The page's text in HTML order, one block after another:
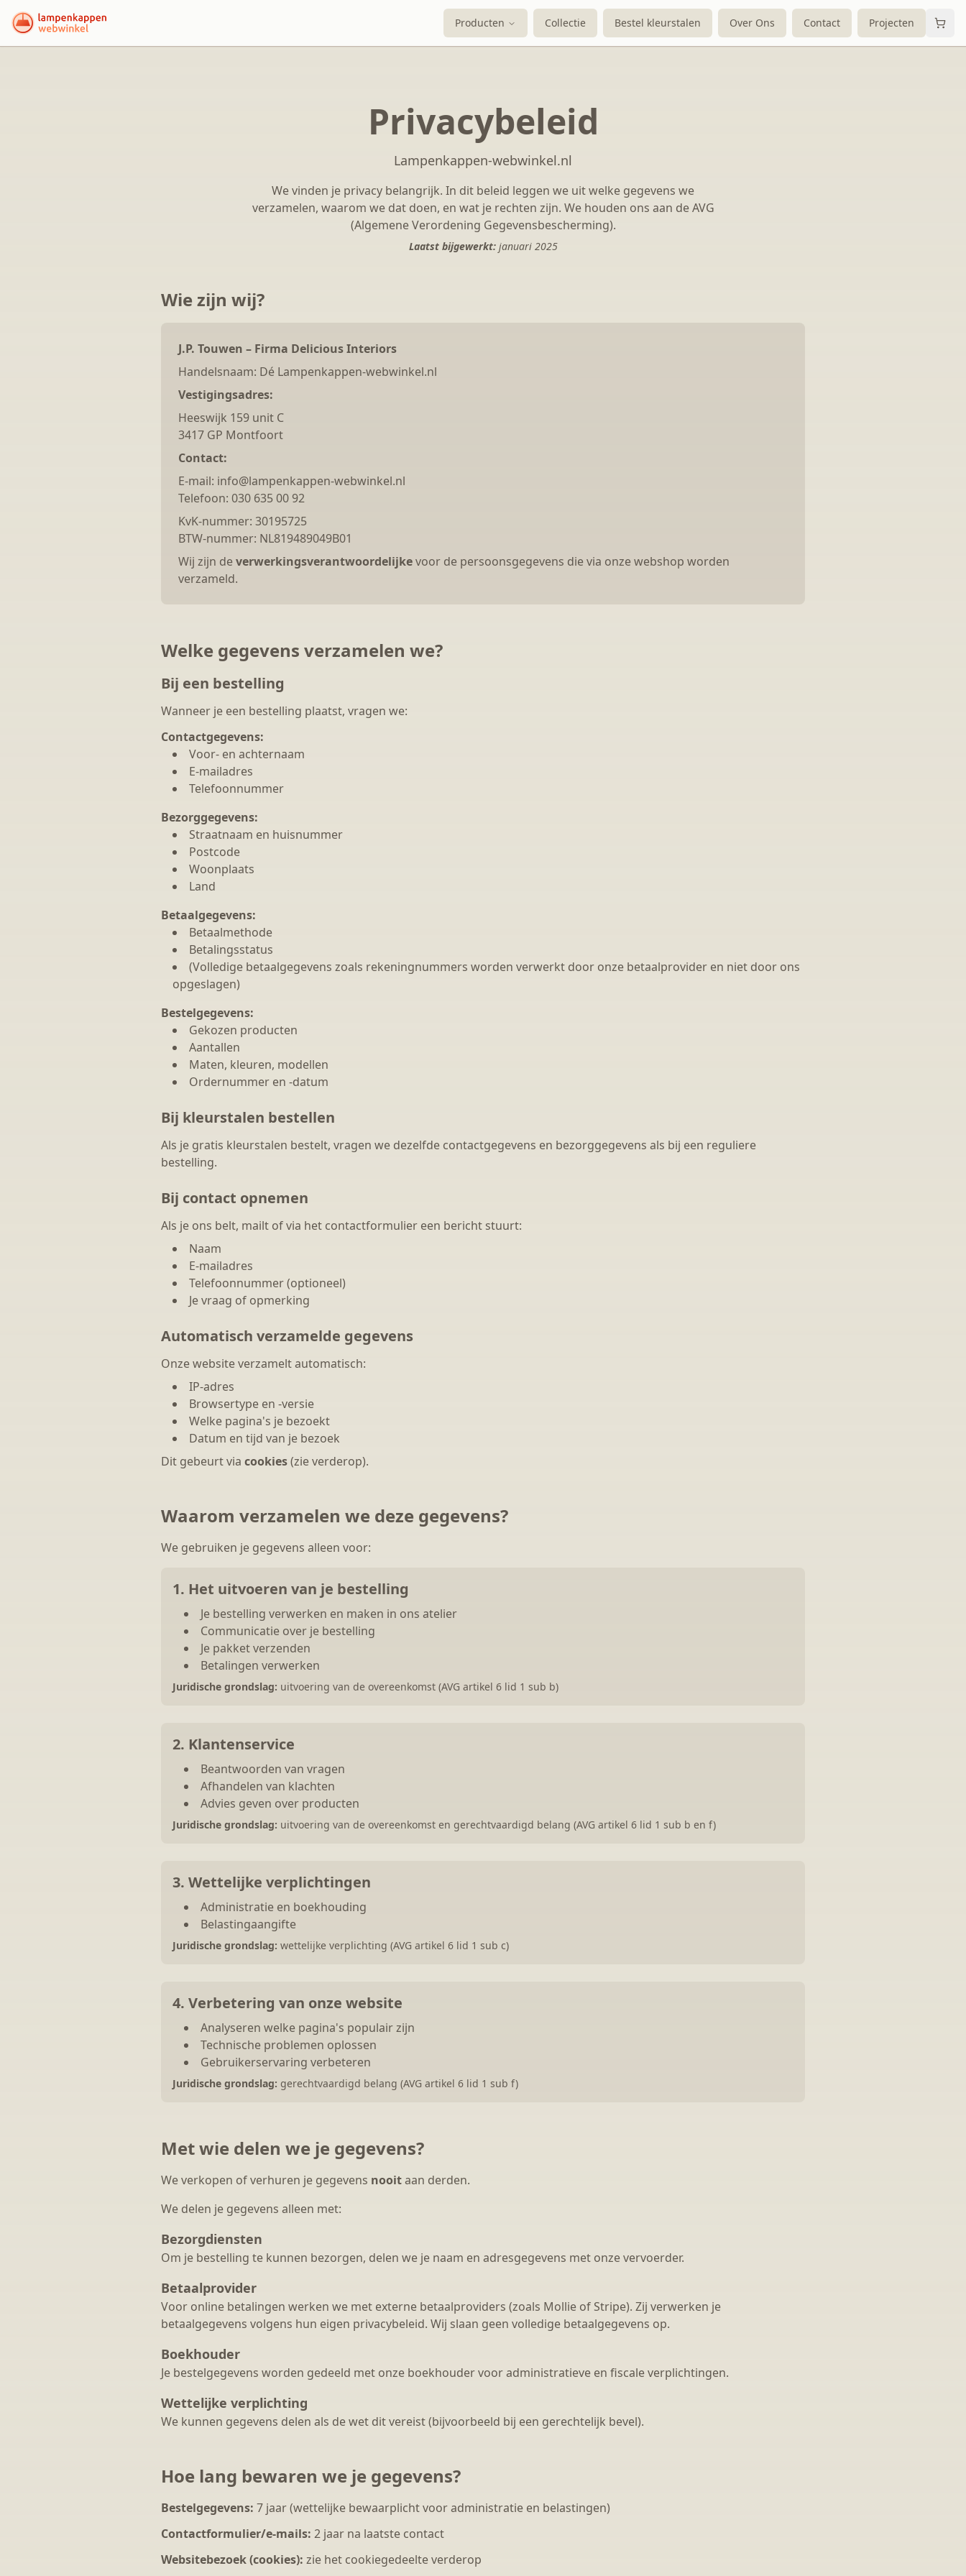
Producten Collectie Bestel kleurstalen Over Ons Contact Projecten
Privacybeleid
Lampenkappen-webwinkel.nl
We vinden je privacy belangrijk. In dit beleid leggen we uit welke gegevens we
verzamelen, waarom we dat doen, en wat je rechten zijn. We houden ons aan de AVG
(Algemene Verordening Gegevensbescherming).
Laatst bijgewerkt:januari 2025
Wie zijn wij?
J.P. Touwen – Firma Delicious Interiors
Handelsnaam: Dé Lampenkappen-webwinkel.nl
Vestigingsadres:
Heeswijk 159 unit C
3417 GP Montfoort
Contact:
E-mail: info@lampenkappen-webwinkel.nl
Telefoon: 030 635 00 92
KvK-nummer: 30195725
BTW-nummer: NL819489049B01
Wij zijn deverwerkingsverantwoordelijkevoor de persoonsgegevens die via onze webshop worden
verzameld.
Welke gegevens verzamelen we?
Bij een bestelling
Wanneer je een bestelling plaatst, vragen we:
Contactgegevens:
Voor- en achternaam
E-mailadres
Telefoonnummer
Bezorggegevens:
Straatnaam en huisnummer
Postcode
Woonplaats
Land
Betaalgegevens:
Betaalmethode
Betalingsstatus
(Volledige betaalgegevens zoals rekeningnummers worden verwerkt door onze betaalprovider en niet door ons
opgeslagen)
Bestelgegevens:
Gekozen producten
Aantallen
Maten, kleuren, modellen
Ordernummer en -datum
Bij kleurstalen bestellen
Als je gratis kleurstalen bestelt, vragen we dezelfde contactgegevens en bezorggegevens als bij een reguliere
bestelling.
Bij contact opnemen
Als je ons belt, mailt of via het contactformulier een bericht stuurt:
Naam
E-mailadres
Telefoonnummer (optioneel)
Je vraag of opmerking
Automatisch verzamelde gegevens
Onze website verzamelt automatisch:
IP-adres
Browsertype en -versie
Welke pagina's je bezoekt
Datum en tijd van je bezoek
Dit gebeurt via cookies(zie verderop).
Waarom verzamelen we deze gegevens?
We gebruiken je gegevens alleen voor:
1. Het uitvoeren van je bestelling
Je bestelling verwerken en maken in ons atelier
Communicatie over je bestelling
Je pakket verzenden
Betalingen verwerken
Juridische grondslag: uitvoering van de overeenkomst (AVG artikel 6 lid 1 sub b)
2. Klantenservice
Beantwoorden van vragen
Afhandelen van klachten
Advies geven over producten
Juridische grondslag: uitvoering van de overeenkomst en gerechtvaardigd belang (AVG artikel 6 lid 1 sub b en f)
3. Wettelijke verplichtingen
Administratie en boekhouding
Belastingaangifte
Juridische grondslag: wettelijke verplichting (AVG artikel 6 lid 1 sub c)
4. Verbetering van onze website
Analyseren welke pagina's populair zijn
Technische problemen oplossen
Gebruikerservaring verbeteren
Juridische grondslag: gerechtvaardigd belang (AVG artikel 6 lid 1 sub f)
Met wie delen we je gegevens?
We verkopen of verhuren je gegevens nooitaan derden.
We delen je gegevens alleen met:
Bezorgdiensten
Om je bestelling te kunnen bezorgen, delen we je naam en adresgegevens met onze vervoerder.
Betaalprovider
Voor online betalingen werken we met externe betaalproviders (zoals Mollie of Stripe). Zij verwerken je
betaalgegevens volgens hun eigen privacybeleid. Wij slaan geen volledige betaalgegevens op.
Boekhouder
Je bestelgegevens worden gedeeld met onze boekhouder voor administratieve en fiscale verplichtingen.
Wettelijke verplichting
We kunnen gegevens delen als de wet dit vereist (bijvoorbeeld bij een gerechtelijk bevel).
Hoe lang bewaren we je gegevens?
Bestelgegevens: 7 jaar (wettelijke bewaarplicht voor administratie en belastingen)
Contactformulier/e-mails: 2 jaar na laatste contact
Websitebezoek (cookies): zie het cookiegedeelte verderop